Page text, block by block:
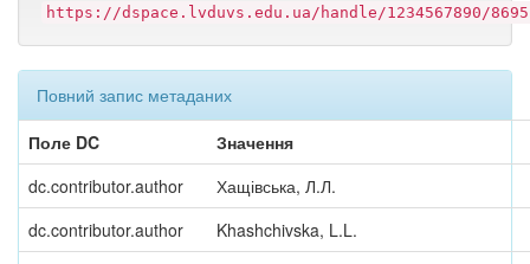
https://dspace.lvduvs.edu.ua/handle/1234567890/8695
Повний запис метаданих
Поле DC
Значення
dc.contributor.author
Хащівська, Л.Л.
dc.contributor.author
Khashchivska, L.L.